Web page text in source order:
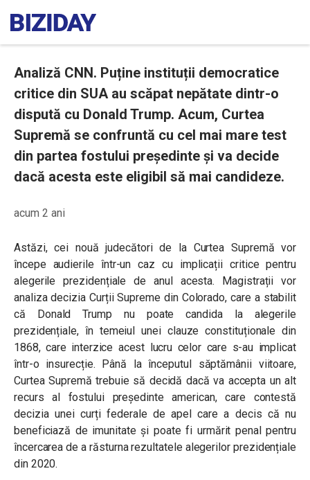
Analiză CNN. Puține instituții democratice
critice din SUA au scăpat nepătate dintr-o
dispută cu Donald Trump. Acum, Curtea
Supremă se confruntă cu cel mai mare test
din partea fostului președinte și va decide
dacă acesta este eligibil să mai candideze.
acum 2 ani
Astăzi, cei nouă judecători de la Curtea Supremă vor
începe audierile într-un caz cu implicații critice pentru
alegerile prezidențiale de anul acesta. Magistrații vor
analiza decizia Curții Supreme din Colorado, care a stabilit
că Donald Trump nu poate candida la alegerile
prezidențiale, în temeiul unei clauze constituționale din
1868, care interzice acest lucru celor care s-au implicat
într-o insurecție. Până la începutul săptămânii viitoare,
Curtea Supremă trebuie să decidă dacă va accepta un alt
recurs al fostului președinte american, care contestă
decizia unei curțifederale de apel care a decis că nu
beneficiază de imunitate și poate fi urmărit penal pentru
încercarea de a răsturna rezultatele alegerilor prezidențiale
din 2020.